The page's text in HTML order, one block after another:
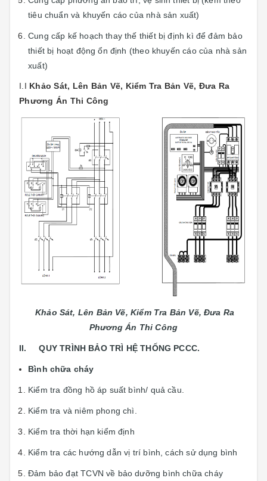
tiêu chuẩn và khuyến cáo của nhà sản xuất)
Cung cấp kế hoạch thay thế thiết bị định kì để đảm bảo
thiết bị hoạt động ổn định (theo khuyến cáo của nhà sản
xuất)
I.I Khảo Sát, Lên Bản Vẽ, Kiểm Tra Bản Vẽ, Đưa Ra
Phương Án Thi Công
Khảo Sát, Lên Bản Vẽ, Kiểm Tra Bản Vẽ, Đưa Ra
Phương Án Thi Công
II. QUY TRÌNH BẢO TRÌ HỆ THỐNG PCCC.
Bình chữa cháy
Kiểm tra đồng hồ áp suất bình/ quả cầu.
Kiểm tra và niêm phong chì.
Kiểm tra thời hạn kiểm định
Kiểm tra các hướng dẫn vị trí bình, cách sử dụng bình
Đảm bảo đạt TCVN về bảo dưỡng bình chữa cháy